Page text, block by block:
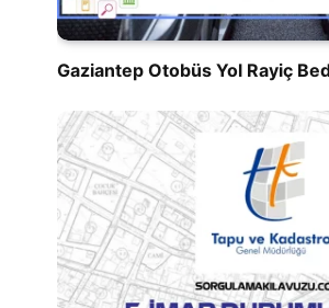
Gaziantep Otobüs Yol Rayiç